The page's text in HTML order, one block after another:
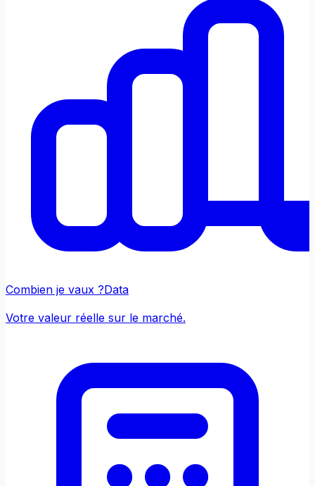
Combien je vaux ?Data
Votre valeur réelle sur le marché.